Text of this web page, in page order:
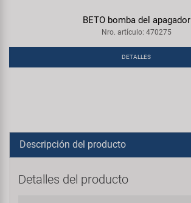
BETO bomba del apagador
Nro. artículo: 470275
DETALLES
Descripción del producto
Detalles del producto